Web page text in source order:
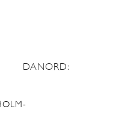
DANORD: